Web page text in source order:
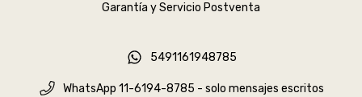
Garantía y Servicio Postventa
5491161948785
WhatsApp 11-6194-8785 - solo mensajes escritos